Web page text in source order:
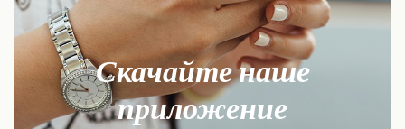
Скачайте наше
приложение